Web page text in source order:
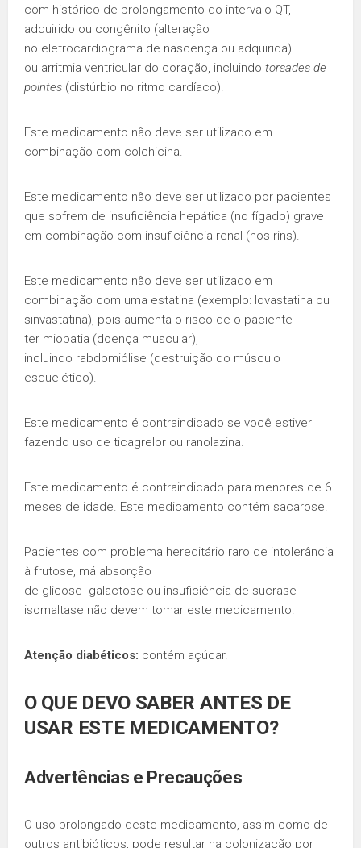
com histórico de prolongamento do intervalo QT,
adquirido ou congênito (alteração
no eletrocardiograma de nascença ou adquirida)
ou arritmia ventricular do coração, incluindo torsades de
pointes (distúrbio no ritmo cardíaco).
Este medicamento não deve ser utilizado em
combinação com colchicina.
Este medicamento não deve ser utilizado por pacientes
que sofrem de insuficiência hepática (no fígado) grave
em combinação com insuficiência renal (nos rins).
Este medicamento não deve ser utilizado em
combinação com uma estatina (exemplo: lovastatina ou
sinvastatina), pois aumenta o risco de o paciente
ter miopatia (doença muscular),
incluindo rabdomiólise (destruição do músculo
esquelético).
Este medicamento é contraindicado se você estiver
fazendo uso de ticagrelor ou ranolazina.
Este medicamento é contraindicado para menores de 6
meses de idade. Este medicamento contém sacarose.
Pacientes com problema hereditário raro de intolerância
à frutose, má absorção
de glicose- galactose ou insuficiência de sucrase-
isomaltase não devem tomar este medicamento.
Atenção diabéticos: contém açúcar.
O QUE DEVO SABER ANTES DE
USAR ESTE MEDICAMENTO?
Advertências e Precauções
O uso prolongado deste medicamento, assim como de
outros antibióticos, pode resultar na colonização por